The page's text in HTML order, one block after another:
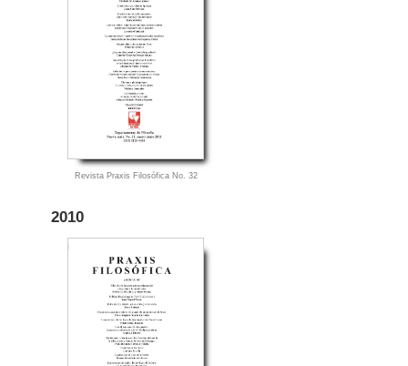
Revista Praxis Filosófica No. 32
2010